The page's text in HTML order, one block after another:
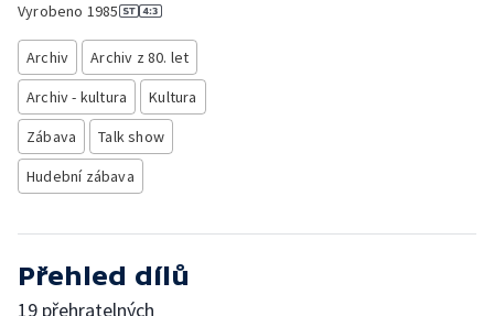
Vyrobeno 1985
Archiv
Archiv z 80. let
Archiv - kultura
Kultura
Zábava
Talk show
Hudební zábava
Přehled dílů
19 přehratelných